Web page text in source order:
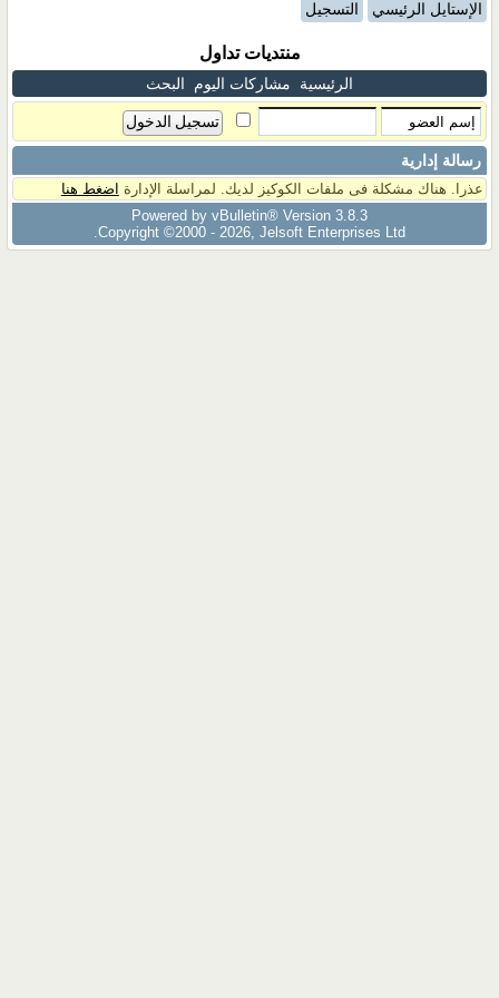
الإستايل الرئيسي التسجيل
منتديات تداول
الرئيسية مشاركات اليوم البحث
رسالة إدارية
عذرا. هناك مشكلة فى ملفات الكوكيز لديك. لمراسلة الإدارة اضغط هنا
Powered by vBulletin® Version 3.8.3
Copyright ©2000 - 2026, Jelsoft Enterprises Ltd.